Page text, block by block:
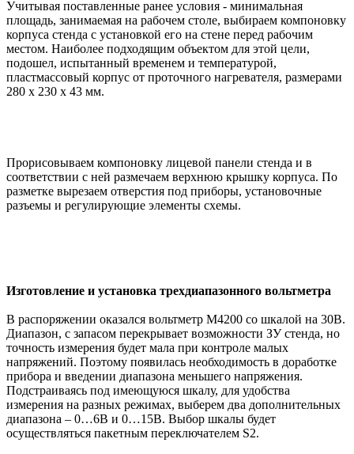
Учитывая поставленные ранее условия - минимальная
площадь, занимаемая на рабочем столе, выбираем компоновку
корпуса стенда с установкой его на стене перед рабочим
местом. Наиболее подходящим объектом для этой цели,
подошел, испытанный временем и температурой,
пластмассовый корпус от проточного нагревателя, размерами
280 х 230 х 43 мм.
Прорисовываем компоновку лицевой панели стенда и в
соответствии с ней размечаем верхнюю крышку корпуса. По
разметке вырезаем отверстия под приборы, установочные
разъемы и регулирующие элементы схемы.
Изготовление и установка трехдиапазонного вольтметра
В распоряжении оказался вольтметр М4200 со шкалой на 30В.
Диапазон, с запасом перекрывает возможности ЗУ стенда, но
точность измерения будет мала при контроле малых
напряжений. Поэтому появилась необходимость в доработке
прибора и введении диапазона меньшего напряжения.
Подстраиваясь под имеющуюся шкалу, для удобства
измерения на разных режимах, выберем два дополнительных
диапазона – 0…6В и 0…15В. Выбор шкалы будет
осуществляться пакетным переключателем S2.